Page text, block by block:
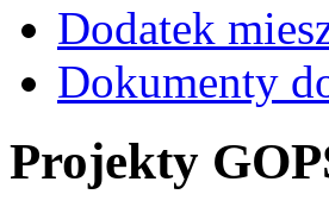
Dodatek
Dokumenty
Projekty